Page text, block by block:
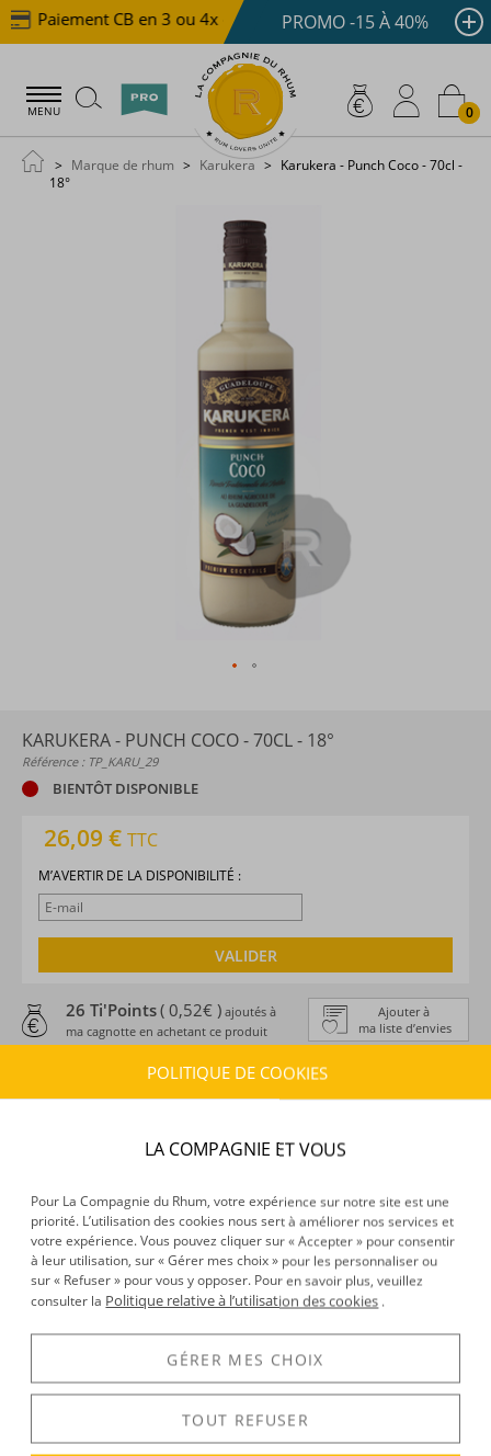
Paiement CB en 3 ou 4x dès 100 € Livraison offerte
PROMO -15 À 40%
MENU 0
Marque de rhum Karukera
Karukera - Punch Coco - 70cl -
18°
KARUKERA - PUNCH COCO - 70CL - 18°
Référence : TP_KARU_29
BIENTÔT DISPONIBLE
26,09 € TTC
M’AVERTIR DE LA DISPONIBILITÉ :
VALIDER
Ajouter à
ma liste d’envies
26 Ti'Points( 0,52€ ) ajoutés à
ma cagnotte en achetant ce produit
ESTIMATION DE LIVRAISON
À partir de 9,90 € (
CARACTÉRISTIQUES DU PRODUIT
Type d’alcool :Rhum agricole
Provenance :Guadeloupe
Distillation :Colonne
POLITIQUE DE COOKIES
LA COMPAGNIE ET VOUS
Pour La Compagnie du Rhum, votre expérience sur notre site est une
priorité. L’utilisation des cookies nous sert à améliorer nos services et
votre expérience. Vous pouvez cliquer sur « Accepter » pour consentir
à leur utilisation, sur « Gérer mes choix » pour les personnaliser ou
sur « Refuser » pour vous y opposer. Pour en savoir plus, veuillez
consulter la Politique relative à l’utilisation des cookies .
GÉRER MES CHOIX
TOUT REFUSER